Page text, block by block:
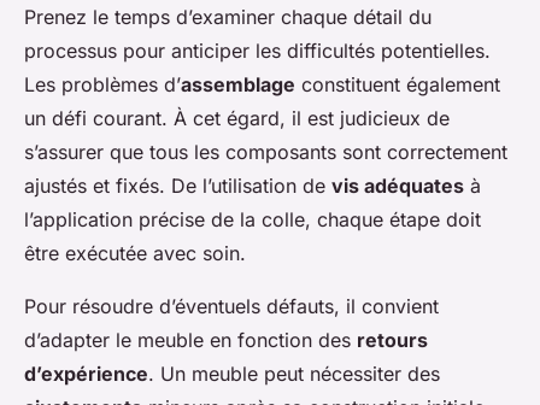
Prenez le temps d’examiner chaque détail du
processus pour anticiper les difficultés potentielles.
Les problèmes d’assemblage constituent également
un défi courant. À cet égard, il est judicieux de
s’assurer que tous les composants sont correctement
ajustés et fixés. De l’utilisation de vis adéquates à
l’application précise de la colle, chaque étape doit
être exécutée avec soin.
Pour résoudre d’éventuels défauts, il convient
d’adapter le meuble en fonction des retours
d’expérience. Un meuble peut nécessiter des